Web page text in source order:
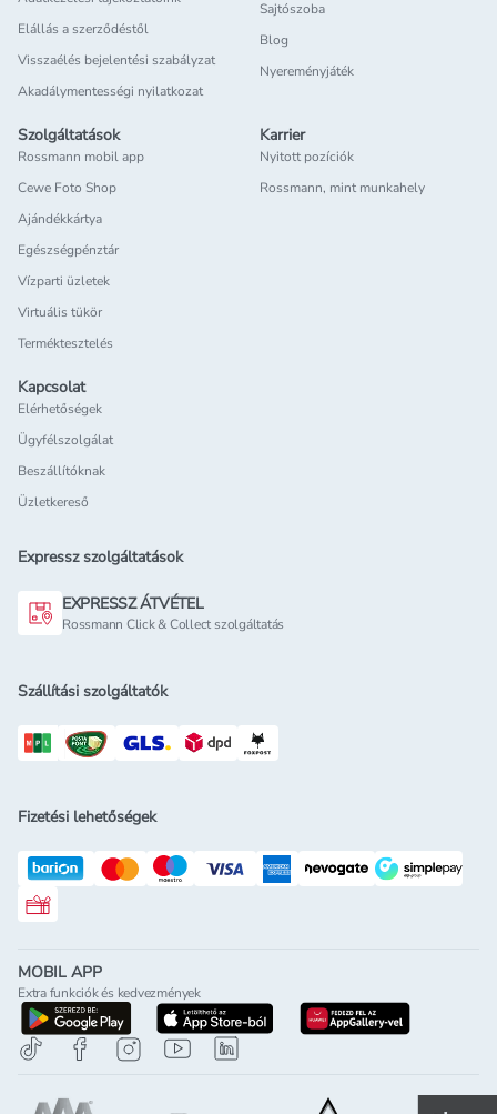
Elállás a szerződéstől
Visszaélés bejelentési szabályzat
Akadálymentességi nyilatkozat
Sajtószoba
Blog
Nyereményjáték
Szolgáltatások
Rossmann mobil app
Cewe Foto Shop
Ajándékkártya
Egészségpénztár
Vízparti üzletek
Virtuális tükör
Terméktesztelés
Karrier
Nyitott pozíciók
Rossmann, mint munkahely
Kapcsolat
Elérhetőségek
Ügyfélszolgálat
Beszállítóknak
Üzletkereső
Expressz szolgáltatások
EXPRESSZ ÁTVÉTEL
Rossmann Click & Collect szolgáltatás
Szállítási szolgáltatók
Fizetési lehetőségek
Rossmann ajándékkártya
MOBIL APP
Extra funkciók és kedvezmények
letöltés a google-play-rölletöltés az app-store-ból
letöltés